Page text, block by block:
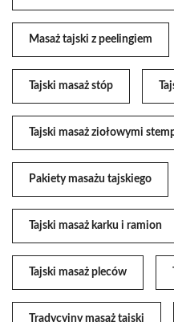
Masaż tajski z peelingiem
Tajski masaż stóp
Tajski masaż ziołowymi
Pakiety masażu tajskiego
Tajski masaż karku i ramion
Tajski masaż pleców
Tradycyjny masaż tajski